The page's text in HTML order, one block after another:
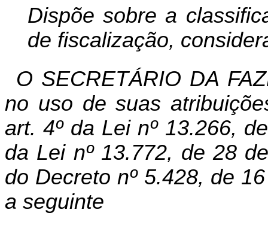
Dispõe sobre a
de fiscalização,
O SECRETÁRIO DA
no uso de suas
art. 4º da Lei nº 13.266,
da Lei nº 13.772, de 28
do Decreto nº 5.428, de
a seguinte